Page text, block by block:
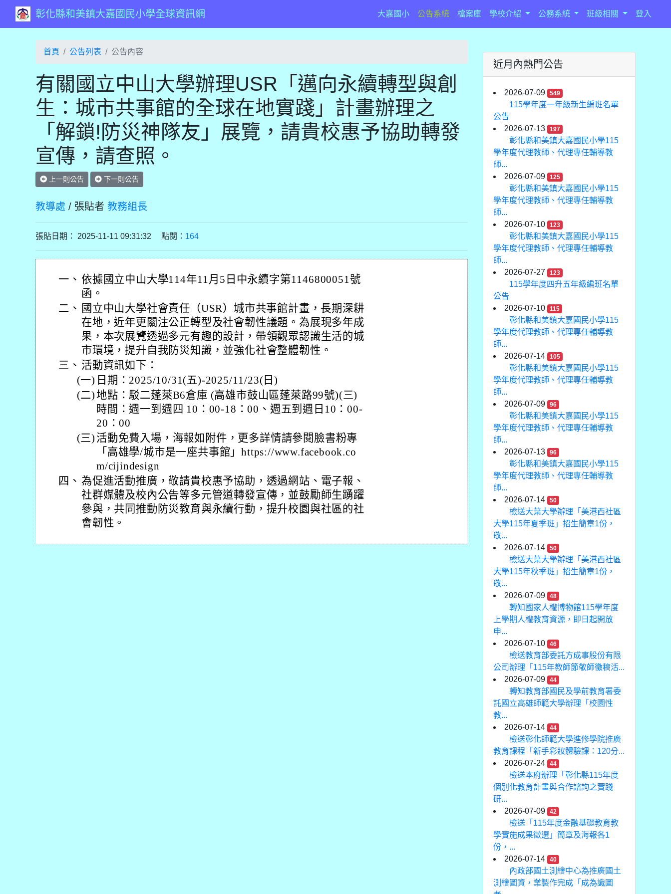
彰化縣和美鎮大嘉國民小學全球資訊網 大嘉國小(current)
公告系統 檔案庫 學校介紹 公務系統 班級相關 登入
首頁 公告列表 公告內容
有關國立中山大學辦理USR「邁向永續轉型與創
生：城市共事館的全球在地實踐」計畫辦理之
「解鎖!防災神隊友」展覽，請貴校惠予協助轉發
宣傳，請查照。
上一則公告 下一則公告
教導處 / 張貼者 教務組長
張貼日期： 2025-11-11 09:31:32 點閱： 164
一、 依據國立中山大學114年11月5日中永續字第1146800051號
函。
二、 國立中山大學社會責任（USR）城市共事館計畫，長期深耕
在地，近年更關注公正轉型及社會韌性議題。為展現多年成
果，本次展覽透過多元有趣的設計，帶領觀眾認識生活的城
市環境，提升自我防災知識，並強化社會整體韌性。
三、 活動資訊如下：
(一) 日期：2025/10/31(五)-2025/11/23(日)
(二)地點：駁二蓬萊B6倉庫 (高雄市鼓山區蓬萊路99號)(三)
時間：週一到週四 10：00-18：00、週五到週日10：00-
20：00
(三) 活動免費入場，海報如附件，更多詳情請參閱臉書粉專
「高雄學/城市是一座共事館」https://www.facebook.co
m/cijindesign
四、 為促進活動推廣，敬請貴校惠予協助，透過網站、電子報、
社群媒體及校內公告等多元管道轉發宣傳，並鼓勵師生踴躍
參與，共同推動防災教育與永續行動，提升校園與社區的社
會韌性。
近月內熱門公告
2026-07-09 549
115學年度一年級新生編班名單
公告
2026-07-13
197
彰化縣和美鎮大嘉國民小學115
學年度代理教師、代理專任輔導教
師...
2026-07-09
125
彰化縣和美鎮大嘉國民小學115
學年度代理教師、代理專任輔導教
師...
2026-07-10
123
彰化縣和美鎮大嘉國民小學115
學年度代理教師、代理專任輔導教
師...
2026-07-27
123
115學年度四升五年級編班名單
公告
2026-07-10
115
彰化縣和美鎮大嘉國民小學115
學年度代理教師、代理專任輔導教
師...
2026-07-14
105
彰化縣和美鎮大嘉國民小學115
學年度代理教師、代理專任輔導教
師...
2026-07-09
96
彰化縣和美鎮大嘉國民小學115
學年度代理教師、代理專任輔導教
師...
2026-07-13
96
彰化縣和美鎮大嘉國民小學115
學年度代理教師、代理專任輔導教
師...
2026-07-14
50
檢送大葉大學辦理「美港西社區
大學115年夏季班」招生簡章1份，
敬...
2026-07-14
50
檢送大葉大學辦理「美港西社區
大學115年秋季班」招生簡章1份，
敬...
2026-07-09
48
轉知國家人權博物館115學年度
上學期人權教育資源，即日起開放
申...
2026-07-10
46
檢送教育部委託方成事股份有限
公司辦理「115年教師節敬師徵稿活...
2026-07-09
44
轉知教育部國民及學前教育署委
託國立高雄師範大學辦理「校園性
教...
2026-07-14
44
檢送彰化師範大學進修學院推廣
教育課程「新手彩妝體驗課：120分...
2026-07-24
44
檢送本府辦理「彰化縣115年度
個別化教育計畫與合作諮詢之實踐
研...
2026-07-09
42
檢送「115年度金融基礎教育教
學實施成果徵選」簡章及海報各1
份，...
2026-07-14
40
內政部國土測繪中心為推廣國土
測繪圖資，業製作完成「成為識圖